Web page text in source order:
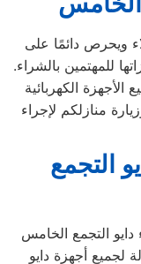
ويحرص دائمًا على
للمهتمين بالشراء.
الكهربائية
وزيارة منازلكم لإجراء
التجمع
التجمع الخامس
أجهزة دايو